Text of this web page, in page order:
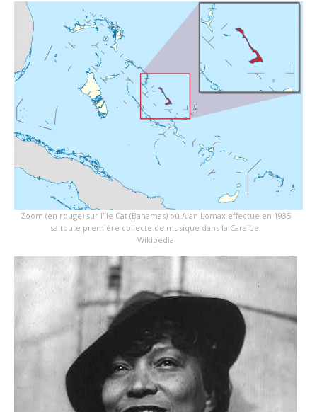
Zoom (en rouge) sur l'ile Cat (Bahamas) où Alan Lomax effectue en 1935
sa toute première collecte de musique dans la Caraïbe.
Wikipedia